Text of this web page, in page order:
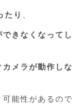
たり
きなくなってし
メラが動作しな
能性があるので